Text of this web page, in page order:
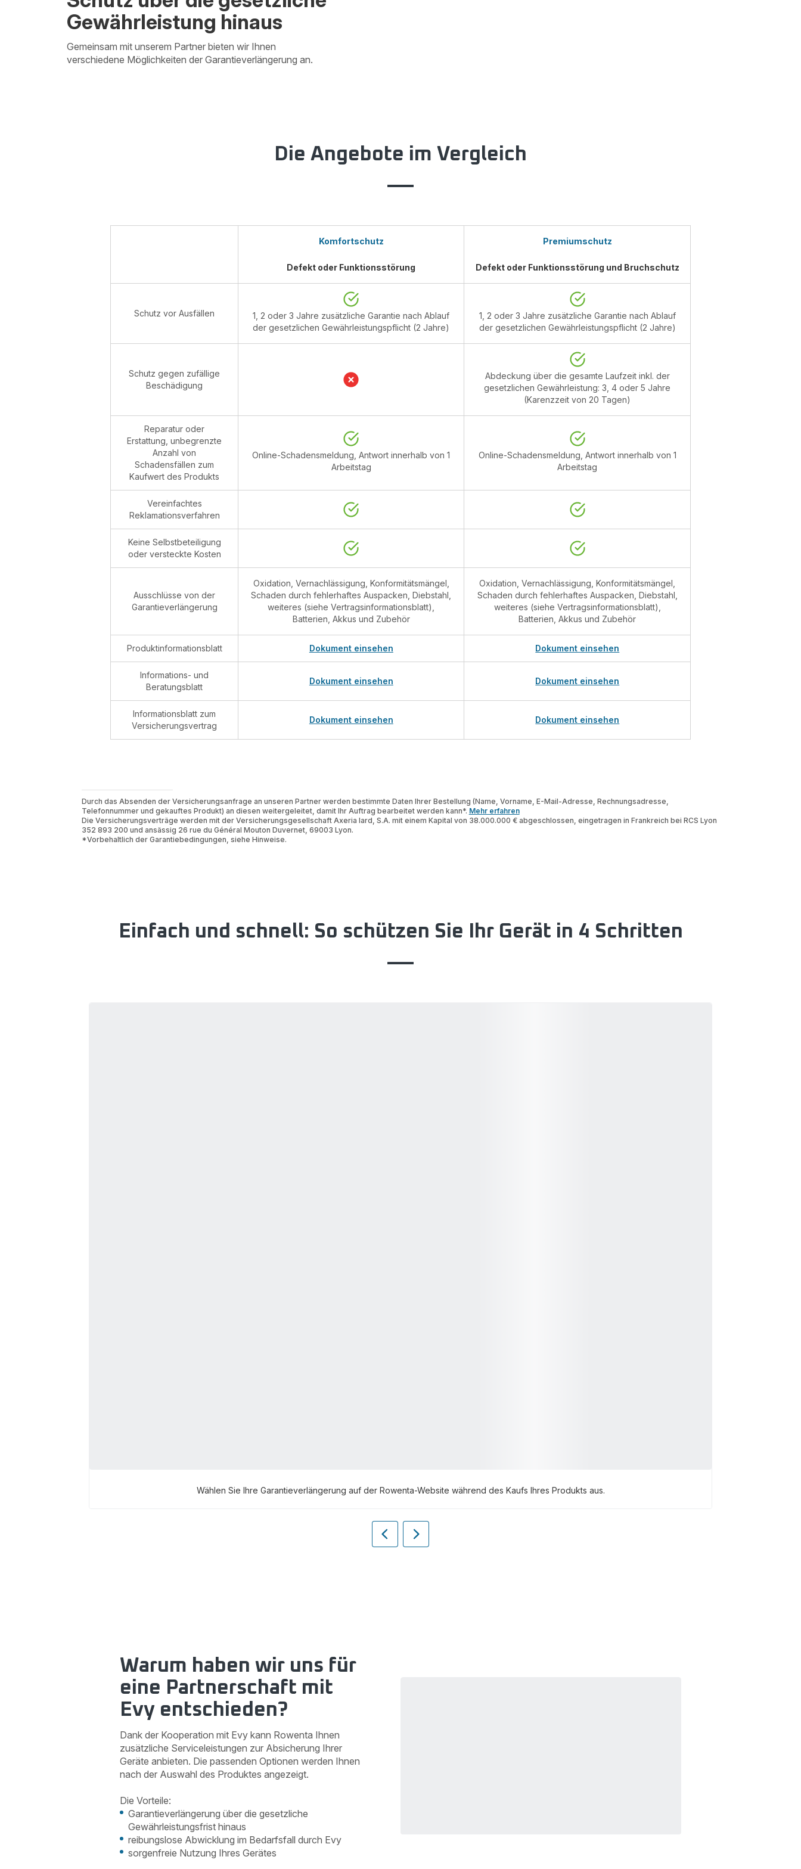
Gewährleistung hinaus
Gemeinsam mit unserem Partner bieten wir Ihnen
verschiedene Möglichkeiten der Garantieverlängerung an.
Die Angebote im Vergleich
Komfortschutz
Defekt oder Funktionsstörung
Premiumschutz
Defekt oder Funktionsstörung und Bruchschutz
Schutz vor Ausfällen
1, 2 oder 3 Jahre zusätzliche Garantie nach Ablauf
der gesetzlichen Gewährleistungspflicht (2 Jahre)
1, 2 oder 3 Jahre zusätzliche Garantie nach Ablauf
der gesetzlichen Gewährleistungspflicht (2 Jahre)
Schutz gegen zufällige
Beschädigung
Abdeckung über die gesamte Laufzeit inkl. der
gesetzlichen Gewährleistung: 3, 4 oder 5 Jahre
(Karenzzeit von 20 Tagen)
Reparatur oder
Erstattung, unbegrenzte
Anzahl von
Schadensfällen zum
Kaufwert des Produkts
Online-Schadensmeldung, Antwort innerhalb von 1
Arbeitstag
Online-Schadensmeldung, Antwort innerhalb von 1
Arbeitstag
Vereinfachtes
Reklamationsverfahren
Keine Selbstbeteiligung
oder versteckte Kosten
Ausschlüsse von der
Garantieverlängerung
Oxidation, Vernachlässigung, Konformitätsmängel,
Schaden durch fehlerhaftes Auspacken, Diebstahl,
weiteres (siehe Vertragsinformationsblatt),
Batterien, Akkus und Zubehör
Oxidation, Vernachlässigung, Konformitätsmängel,
Schaden durch fehlerhaftes Auspacken, Diebstahl,
weiteres (siehe Vertragsinformationsblatt),
Batterien, Akkus und Zubehör
Produktinformationsblatt Dokument einsehen Dokument einsehen
Informations- und
Beratungsblatt
Dokument einsehen Dokument einsehen
Informationsblatt zum
Versicherungsvertrag
Dokument einsehen Dokument einsehen
Durch das Absenden der Versicherungsanfrage an unseren Partner werden bestimmte Daten Ihrer Bestellung (Name, Vorname, E-Mail-Adresse, Rechnungsadresse,
Telefonnummer und gekauftes Produkt) an diesen weitergeleitet, damit Ihr Auftrag bearbeitet werden kann*. Mehr erfahren
Die Versicherungsverträge werden mit der Versicherungsgesellschaft Axeria Iard, S.A. mit einem Kapital von 38.000.000 € abgeschlossen, eingetragen in Frankreich bei RCS Lyon
352 893 200 und ansässig 26 rue du Général Mouton Duvernet, 69003 Lyon.
*Vorbehaltlich der Garantiebedingungen, siehe Hinweise.
Einfach und schnell: So schützen Sie Ihr Gerät in 4 Schritten
Wählen Sie Ihre Garantieverlängerung auf der Rowenta-Website während des Kaufs Ihres Produkts aus.
VorherigeWeiter
Warum haben wir uns für
eine Partnerschaft mit
Evy entschieden?
Dank der Kooperation mit Evy kann Rowenta Ihnen
zusätzliche Serviceleistungen zur Absicherung Ihrer
Geräte anbieten. Die passenden Optionen werden Ihnen
nach der Auswahl des Produktes angezeigt.
Die Vorteile:
Garantieverlängerung über die gesetzliche
Gewährleistungsfrist hinaus
reibungslose Abwicklung im Bedarfsfall durch Evy
sorgenfreie Nutzung Ihres Gerätes